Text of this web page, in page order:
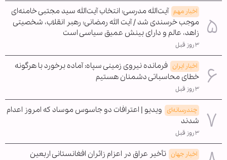
اخبار مهم آیت‌الله مدرسی: انتخاب آیت‌الله سید مجتبی خامنه‌ای
موجب خرسندی شد / آیت الله رمضانی: رهبر انقلاب، شخصیتی
زاهد، عالم و دارای بینش عمیق سیاسی است
۳ روز قبل
اخبار ایران فرمانده نیروی زمینی سپاه: آماده برخورد با هرگونه
خطای محاسباتی دشمنان هستیم
۳ روز قبل
چندرسانه‌ای ویدیو | اعترافات دو جاسوس موساد که امروز اعدام
شدند
۳ روز قبل
اخبار جهان تأخیر عراق در اعزام زائران افغانستانی اربعین